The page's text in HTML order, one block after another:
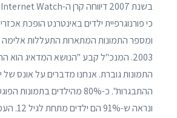
כי פורנוגרפיית ילדים באינטרנט הופכת
ומספר התמונות המתארות התעללות
2003. המנכ"ל קבע "הנושא המדאיג הוא
התמונות גוברת. אנחנו מדברים על אונס של
ההתבגרות". כ-80% מהילדים
ונראה ש-